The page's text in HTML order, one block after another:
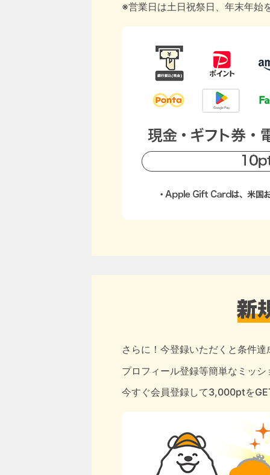
※営業日は土日祝祭日、年末年始
さらに！今登録いただくと条件達
プロフィール登録等簡単なミッ
今すぐ会員登録して3,000ptを